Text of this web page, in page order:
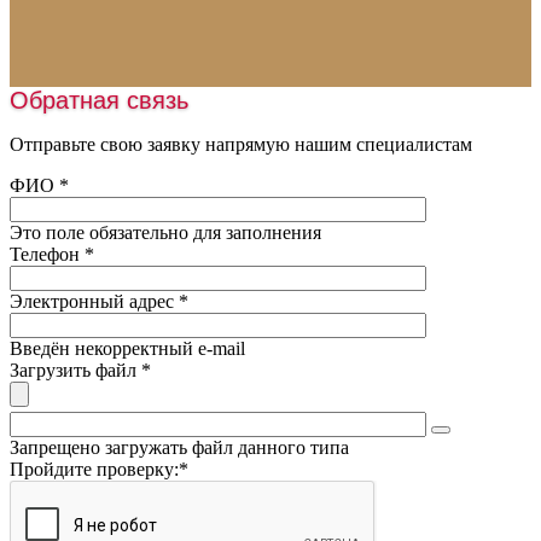
Шовная лента
Пробковая крошка
Песок
Подогрев футбольного поля
Монтаж освещения
Нанесение разметки
Заливка катков
Обслуживание катков
Обратная связь
Отправьте свою заявку напрямую нашим специалистам
ФИО *
Это поле обязательно для заполнения
Телефон *
Электронный адрес *
Введён некорректный e-mail
Загрузить файл *
Запрещено загружать файл данного типа
Пройдите проверку:*